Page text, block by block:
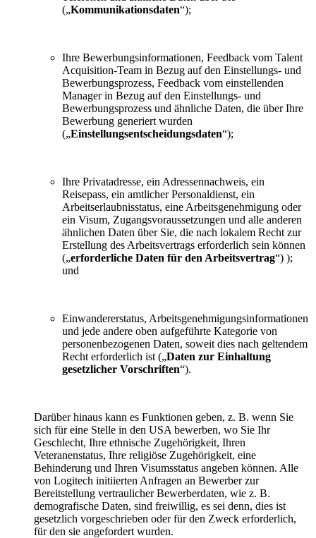
(„Kommunikationsdaten“);
Ihre Bewerbungsinformationen, Feedback vom Talent
Acquisition-Team in Bezug auf den Einstellungs- und
Bewerbungsprozess, Feedback vom einstellenden
Manager in Bezug auf den Einstellungs- und
Bewerbungsprozess und ähnliche Daten, die über Ihre
Bewerbung generiert wurden
(„Einstellungsentscheidungsdaten“);
Ihre Privatadresse, ein Adressennachweis, ein
Reisepass, ein amtlicher Personaldienst, ein
Arbeitserlaubnisstatus, eine Arbeitsgenehmigung oder
ein Visum, Zugangsvoraussetzungen und alle anderen
ähnlichen Daten über Sie, die nach lokalem Recht zur
Erstellung des Arbeitsvertrags erforderlich sein können
(„erforderliche Daten für den Arbeitsvertrag“) );
und
Einwandererstatus, Arbeitsgenehmigungsinformationen
und jede andere oben aufgeführte Kategorie von
personenbezogenen Daten, soweit dies nach geltendem
Recht erforderlich ist („Daten zur Einhaltung
gesetzlicher Vorschriften“).
Darüber hinaus kann es Funktionen geben, z. B. wenn Sie
sich für eine Stelle in den USA bewerben, wo Sie Ihr
Geschlecht, Ihre ethnische Zugehörigkeit, Ihren
Veteranenstatus, Ihre religiöse Zugehörigkeit, eine
Behinderung und Ihren Visumsstatus angeben können. Alle
von Logitech initiierten Anfragen an Bewerber zur
Bereitstellung vertraulicher Bewerberdaten, wie z. B.
demografische Daten, sind freiwillig, es sei denn, dies ist
gesetzlich vorgeschrieben oder für den Zweck erforderlich,
für den sie angefordert wurden.